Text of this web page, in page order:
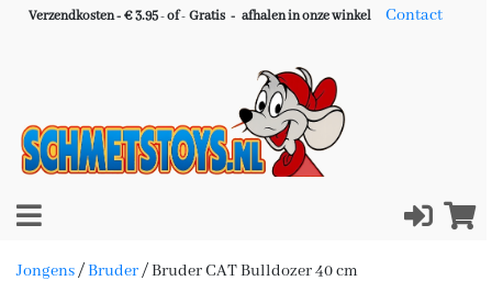
Verzendkosten - € 3.95-of- Gratis - afhalen in onze winkel Contact
Jongens/Bruder/Bruder CAT Bulldozer 40 cm